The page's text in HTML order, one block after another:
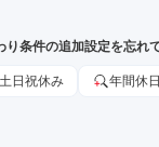
り条件の追加設定を忘れ
土日祝休み 年間休